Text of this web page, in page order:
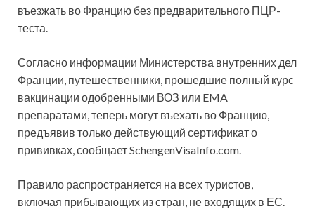
въезжать во Францию без предварительного ПЦР-
теста.
Согласно информации Министерства внутренних дел
Франции, путешественники, прошедшие полный курс
вакцинации одобренными ВОЗ или EMA
препаратами, теперь могут въехать во Францию,
предъявив только действующий сертификат о
прививках, сообщает SchengenVisaInfo.com.
Правило распространяется на всех туристов,
включая прибывающих из стран, не входящих в ЕС.